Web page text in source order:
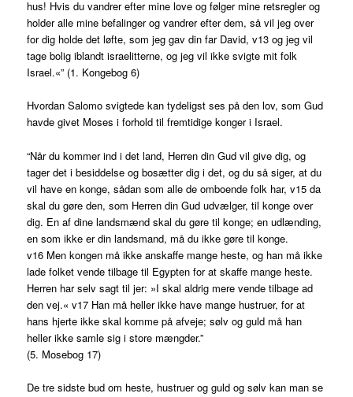
hus! Hvis du vandrer efter mine love og følger mine retsregler og
holder alle mine befalinger og vandrer efter dem, så vil jeg over
for dig holde det løfte, som jeg gav din far David, v13 og jeg vil
tage bolig iblandt israelitterne, og jeg vil ikke svigte mit folk
Israel.«” (1. Kongebog 6)
Hvordan Salomo svigtede kan tydeligst ses på den lov, som Gud
havde givet Moses i forhold til fremtidige konger i Israel.
“Når du kommer ind i det land, Herren din Gud vil give dig, og
tager det i besiddelse og bosætter dig i det, og du så siger, at du
vil have en konge, sådan som alle de omboende folk har, v15 da
skal du gøre den, som Herren din Gud udvælger, til konge over
dig. En af dine landsmænd skal du gøre til konge; en udlænding,
en som ikke er din landsmand, må du ikke gøre til konge.
v16 Men kongen må ikke anskaffe mange heste, og han må ikke
lade folket vende tilbage til Egypten for at skaffe mange heste.
Herren har selv sagt til jer: »I skal aldrig mere vende tilbage ad
den vej.« v17 Han må heller ikke have mange hustruer, for at
hans hjerte ikke skal komme på afveje; sølv og guld må han
heller ikke samle sig i store mængder.”
(5. Mosebog 17)
De tre sidste bud om heste, hustruer og guld og sølv kan man se